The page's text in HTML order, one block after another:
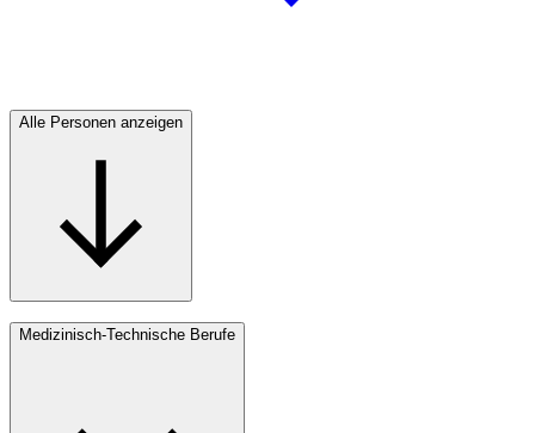
Alle Personen anzeigen
Medizinisch-Technische Berufe